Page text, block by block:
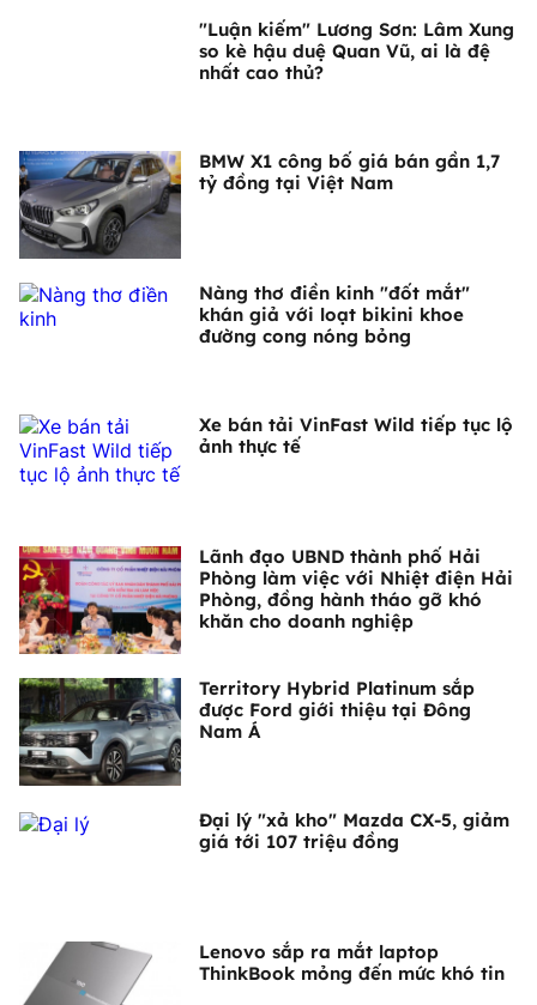
"Luận kiếm" Lương Sơn: Lâm Xung
so kè hậu duệ Quan Vũ, ai là đệ
nhất cao thủ?
BMW X1 công bố giá bán gần 1,7
tỷ đồng tại Việt Nam
Nàng thơ điền kinh "đốt mắt"
khán giả với loạt bikini khoe
đường cong nóng bỏng
Xe bán tải VinFast Wild tiếp tục lộ
ảnh thực tế
Lãnh đạo UBND thành phố Hải
Phòng làm việc với Nhiệt điện Hải
Phòng, đồng hành tháo gỡ khó
khăn cho doanh nghiệp
Territory Hybrid Platinum sắp
được Ford giới thiệu tại Đông
Nam Á
Đại lý "xả kho" Mazda CX-5, giảm
giá tới 107 triệu đồng
Lenovo sắp ra mắt laptop
ThinkBook mỏng đến mức khó tin